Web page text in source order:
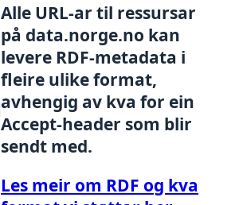
Alle URL-ar til ressursar
på data.norge.no kan
levere RDF-metadata i
fleire ulike format,
avhengig av kva for ein
Accept-header som blir
sendt med.
Les meir om RDF og kva